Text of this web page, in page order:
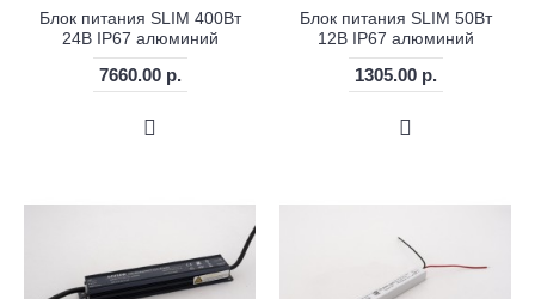
Блок питания SLIM 400Вт
24В IP67 алюминий
7660.00 р.
Блок питания SLIM 50Вт
12В IP67 алюминий
1305.00 р.